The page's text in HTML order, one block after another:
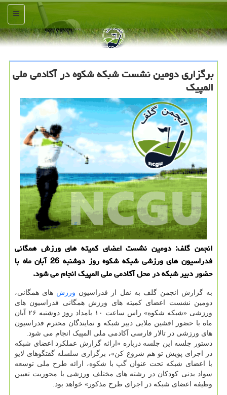
منو
برگزاری دومین نشست شبكه شكوه در آكادمی ملی
المپیك
انجمن گلف: دومین نشست اعضای كمیته های ورزش همگانی
فدراسیون های ورزشی شبكه شكوه روز دوشنبه 26 آبان ماه با
حضور دبیر شبكه در محل آكادمی ملی المپیك انجام می شود.
به گزارش انجمن گلف به نقل از فدراسیون ورزش های همگانی،
دومین نشست اعضای کمیته های ورزش همگانی فدراسیون های
ورزشی «شبکه شکوه» راس ساعت ۱۰ بامداد روز دوشنبه ۲۶ آبان
ماه با حضور افشین ملایی دبیر شبکه و نمایندگان محترم فدراسیون
های ورزشی در تالار فارسی آکادمی ملی المپیک انجام می شود.
دستور جلسه این جلسه درباره «ارائه گزارش عملکرد اعضای شبکه
در اجرای پویش تو هم شروع کن»، برگزاری سلسله گفتگوهای لایو
با اعضای شبکه تحت عنوان گپ با شکوه، ارائه طرح ملی توسعه
سواد بدنی کودکان در رشته های مختلف ورزشی با محوریت تعیین
وظیفه اعضای شبکه در اجرای طرح مذکور» خواهد بود.